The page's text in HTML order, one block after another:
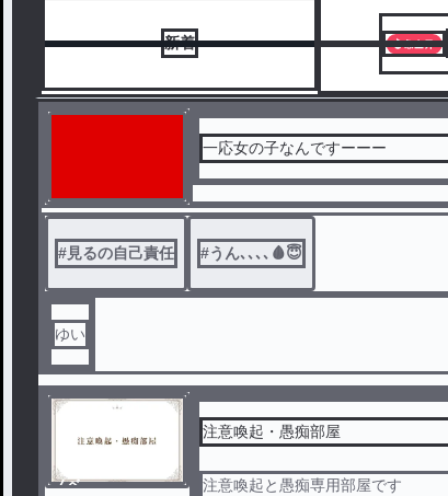
新着
一応女の子なんですーーー
#見るの自己責任 #うん､､､､🩸😇
ゆい
ノベ
注意喚起・愚痴部屋
注意喚起と愚痴専用部屋です